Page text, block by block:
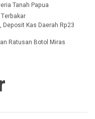
Tanah Papua
Kas Daerah Rp23
Ratusan Botol Miras